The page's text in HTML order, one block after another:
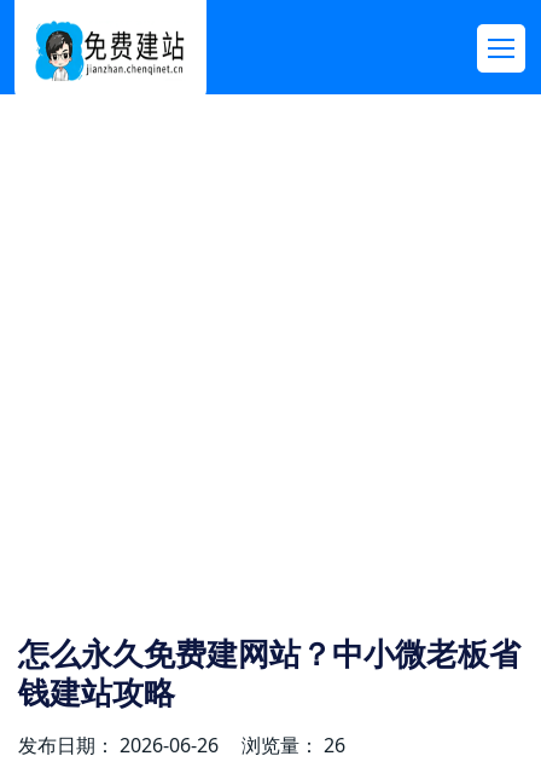
怎么永久免费建网站？中小微老板省
钱建站攻略
发布日期： 2026-06-26 浏览量： 26